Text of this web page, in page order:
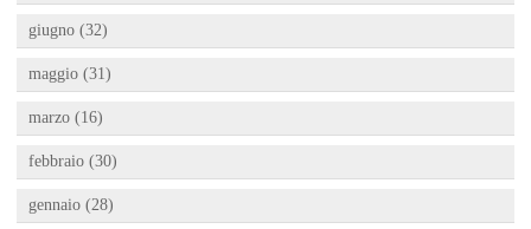
giugno (32)
maggio (31)
marzo (16)
febbraio (30)
gennaio (28)